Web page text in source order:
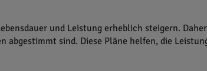
und Leistung erheblich steigern.
abgestimmt sind. Diese Pläne helfen, die